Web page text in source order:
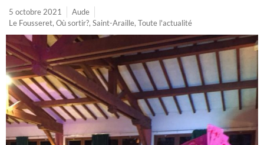
5 octobre 2021
Aude
Le Fousseret, Où sortir?, Saint-Araille, Toute l'actualité